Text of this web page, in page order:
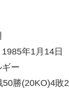
年1月14日
ギー
50勝(20KO)4敗